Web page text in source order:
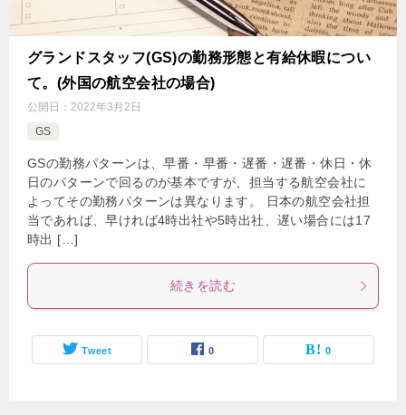
グランドスタッフ(GS)の勤務形態と有給休暇につい
て。(外国の航空会社の場合)
公開日： 2022年3月2日
GS
GSの勤務パターンは、早番・早番・遅番・遅番・休日・休
日のパターンで回るのが基本ですが、担当する航空会社に
よってその勤務パターンは異なります。 日本の航空会社担
当であれば、早ければ4時出社や5時出社、遅い場合には17
時出 […]
続きを読む
Tweet 0 0